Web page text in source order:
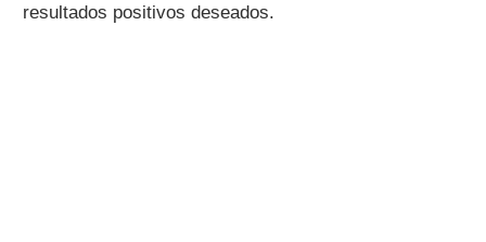
resultados positivos deseados.